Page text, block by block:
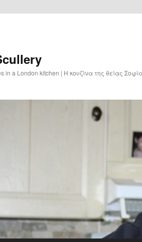
in a London kitchen | Η κουζίνα της θείας